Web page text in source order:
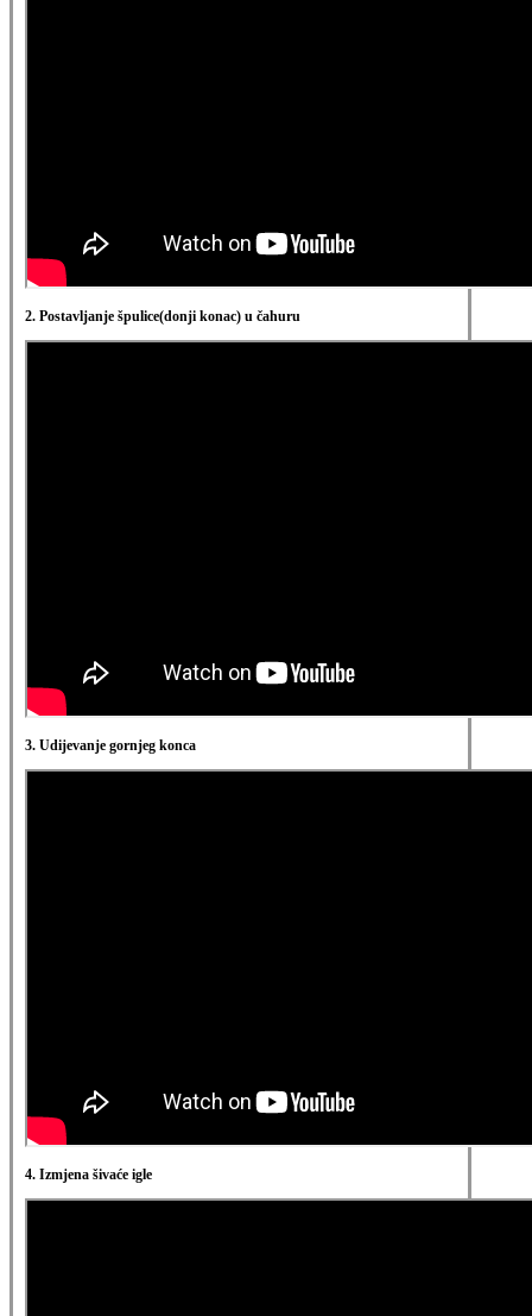
2. Postavljanje špulice(donji konac) u čahuru
3. Udijevanje gornjeg konca
4. Izmjena šivaće igle